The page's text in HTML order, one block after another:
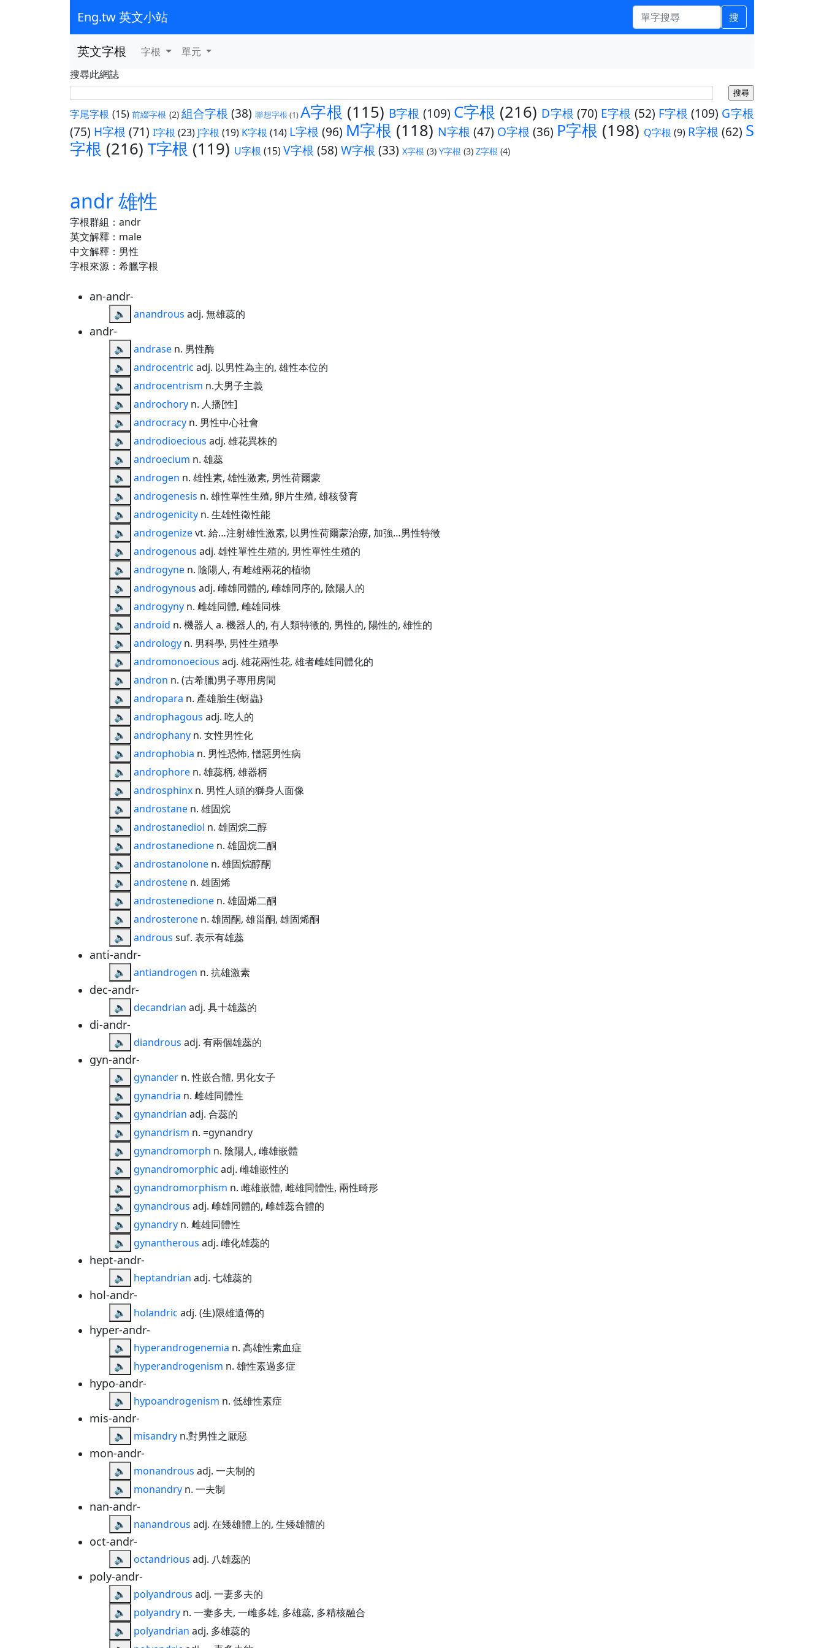
Eng.tw 英文小站 搜
英文字根 字根
單元
搜尋此網誌
字尾字根 (15) 前綴字根 (2) 組合字根 (38) 聯想字根 (1)A字根 (115) B字根 (109) C字根 (216) D字根 (70) E字根 (52) F字根 (109) G字根
(75) H字根 (71) I字根 (23) J字根 (19) K字根 (14) L字根 (96) M字根 (118) N字根 (47) O字根 (36) P字根 (198) Q字根 (9) R字根 (62) S
字根 (216) T字根 (119) U字根 (15)V字根 (58) W字根 (33) X字根 (3) Y字根 (3) Z字根 (4)
andr 雄性
字根群組：andr
英文解釋：male
中文解釋：男性
字根來源：希臘字根
an-andr-
🔈 anandrous adj. 無雄蕊的
andr-
🔈 andrase n. 男性酶
🔈
androcentric adj. 以男性為主的, 雄性本位的
🔈
androcentrism n.大男子主義
🔈
androchory n. 人播[性]
🔈
androcracy n. 男性中心社會
🔈
androdioecious adj. 雄花異株的
🔈
androecium n. 雄蕊
🔈
androgen n. 雄性素, 雄性激素, 男性荷爾蒙
🔈
androgenesis n. 雄性單性生殖, 卵片生殖, 雄核發育
🔈
androgenicity n. 生雄性徵性能
🔈
androgenizevt. 給…注射雄性激素, 以男性荷爾蒙治療, 加強…男性特徵
🔈
androgenous adj. 雄性單性生殖的, 男性單性生殖的
🔈
androgyne n. 陰陽人, 有雌雄兩花的植物
🔈
androgynous adj. 雌雄同體的, 雌雄同序的, 陰陽人的
🔈
androgyny n. 雌雄同體, 雌雄同株
🔈
android n. 機器人 a. 機器人的, 有人類特徵的, 男性的, 陽性的, 雄性的
🔈
andrology n. 男科學, 男性生殖學
🔈
andromonoecious adj. 雄花兩性花, 雄者雌雄同體化的
🔈
andron n. (古希臘)男子專用房間
🔈
andropara n. 產雄胎生{蚜蟲}
🔈
androphagous adj. 吃人的
🔈
androphany n. 女性男性化
🔈
androphobia n. 男性恐怖, 憎惡男性病
🔈
androphore n. 雄蕊柄, 雄器柄
🔈
androsphinx n. 男性人頭的獅身人面像
🔈
androstane n. 雄固烷
🔈
androstanediol n. 雄固烷二醇
🔈
androstanedione n. 雄固烷二酮
🔈
androstanolone n. 雄固烷醇酮
🔈
androstene n. 雄固烯
🔈
androstenedione n. 雄固烯二酮
🔈
androsterone n. 雄固酮, 雄甾酮, 雄固烯酮
🔈
androus suf. 表示有雄蕊
anti-andr-
🔈 antiandrogen n. 抗雄激素
dec-andr-
🔈 decandrian adj. 具十雄蕊的
di-andr-
🔈 diandrous adj. 有兩個雄蕊的
gyn-andr-
🔈 gynander n. 性嵌合體, 男化女子
🔈
gynandria n. 雌雄同體性
🔈
gynandrian adj. 合蕊的
🔈
gynandrism n. =gynandry
🔈
gynandromorph n. 陰陽人, 雌雄嵌體
🔈
gynandromorphic adj. 雌雄嵌性的
🔈
gynandromorphism n. 雌雄嵌體, 雌雄同體性, 兩性畸形
🔈
gynandrous adj. 雌雄同體的, 雌雄蕊合體的
🔈
gynandry n. 雌雄同體性
🔈
gynantherous adj. 雌化雄蕊的
hept-andr-
🔈 heptandrian adj. 七雄蕊的
hol-andr-
🔈 holandric adj. (生)限雄遺傳的
hyper-andr-
🔈 hyperandrogenemia n. 高雄性素血症
🔈
hyperandrogenism n. 雄性素過多症
hypo-andr-
🔈 hypoandrogenism n. 低雄性素症
mis-andr-
🔈 misandry n.對男性之厭惡
mon-andr-
🔈 monandrous adj. 一夫制的
🔈
monandry n. 一夫制
nan-andr-
🔈 nanandrous adj. 在矮雄體上的, 生矮雄體的
oct-andr-
🔈 octandrious adj. 八雄蕊的
poly-andr-
🔈 polyandrous adj. 一妻多夫的
🔈
polyandry n. 一妻多夫, 一雌多雄, 多雄蕊, 多精核融合
🔈
polyandrian adj. 多雄蕊的